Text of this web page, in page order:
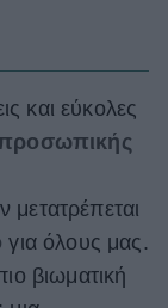
και εύκολες
για όλους μας.
βιωματική